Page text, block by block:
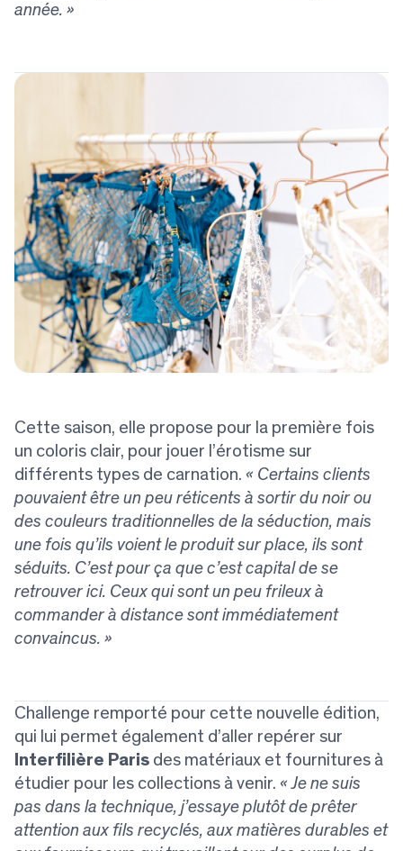
année. »
Cette saison, elle propose pour la première fois
un coloris clair, pour jouer l’érotisme sur
différents types de carnation. « Certains clients
pouvaient être un peu réticents à sortir du noir ou
des couleurs traditionnelles de la séduction, mais
une fois qu’ils voient le produit sur place, ils sont
séduits. C’est pour ça que c’est capital de se
retrouver ici. Ceux qui sont un peu frileux à
commander à distance sont immédiatement
convaincus. »
Challenge remporté pour cette nouvelle édition,
qui lui permet également d’aller repérer sur
Interfilière Paris des matériaux et fournitures à
étudier pour les collections à venir. « Je ne suis
pas dans la technique, j’essaye plutôt de prêter
attention aux fils recyclés, aux matières durables et